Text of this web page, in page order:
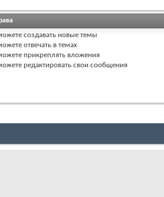
создавать новые темы
отвечать в темах
прикреплять вложения
редактировать свои сообщения